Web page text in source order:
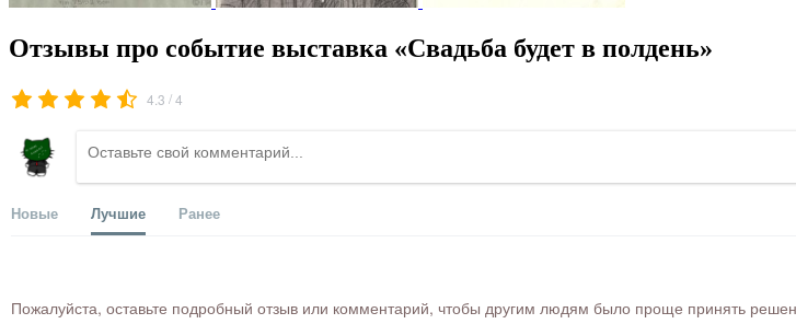
Отзывы про событие выставка «Свадьба будет в полдень»
4.3 /4
Новые Лучшие Ранее
Пожалуйста, оставьте подробный отзыв или комментарий, чтобы другим людям было проще принять